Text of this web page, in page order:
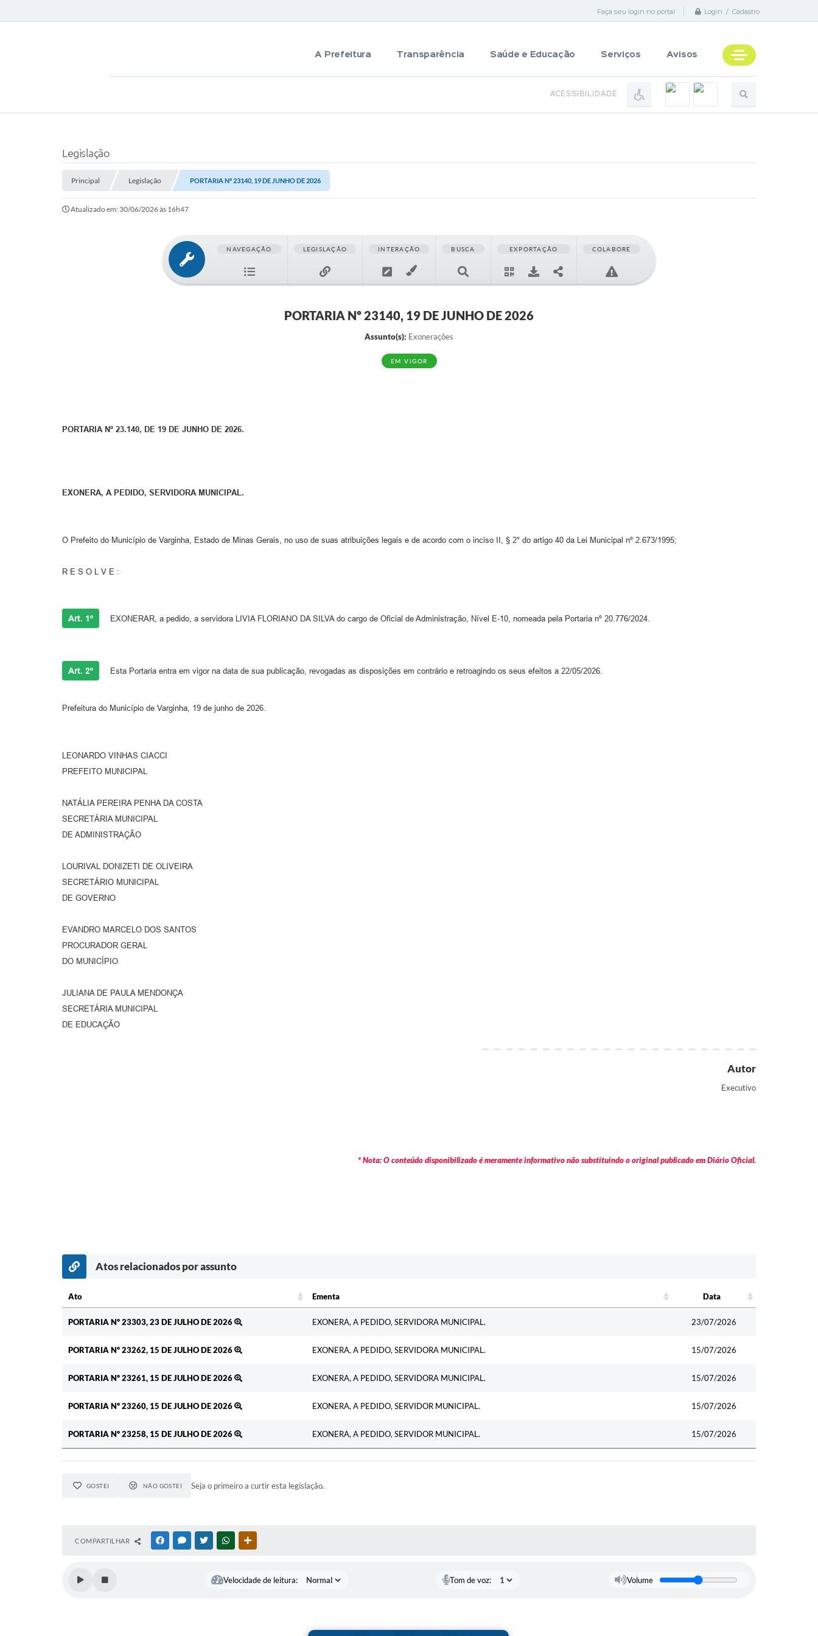
Faça seu login no portal Login / Cadastro
A Prefeitura Transparência Saúde e Educação Serviços Avisos
ACESSIBILIDADE
Legislação
Principal Legislação PORTARIA Nº 23140, 19 DE JUNHO DE 2026
Atualizado em: 30/06/2026 às 16h47
NAVEGAÇÃO LEGISLAÇÃO INTERAÇÃO BUSCA EXPORTAÇÃO COLABORE
PORTARIA Nº 23140, 19 DE JUNHO DE 2026
Assunto(s): Exonerações
EM VIGOR
PORTARIA Nº 23.140, DE 19 DE JUNHO DE 2026.
EXONERA, A PEDIDO, SERVIDORA MUNICIPAL.
O Prefeito do Município de Varginha, Estado de Minas Gerais, no uso de suas atribuições legais e de acordo com o inciso II, § 2° do artigo 40 da Lei Municipal nº 2.673/1995;
R E S O L V E :
Art. 1º EXONERAR, a pedido, a servidora LIVIA FLORIANO DA SILVA do cargo de Oficial de Administração, Nível E-10, nomeada pela Portaria nº 20.776/2024.
Art. 2º Esta Portaria entra em vigor na data de sua publicação, revogadas as disposições em contrário e retroagindo os seus efeitos a 22/05/2026.
Prefeitura do Município de Varginha, 19 de junho de 2026.
LEONARDO VINHAS CIACCI
PREFEITO MUNICIPAL
NATÁLIA PEREIRA PENHA DA COSTA
SECRETÁRIA MUNICIPAL
DE ADMINISTRAÇÃO
LOURIVAL DONIZETI DE OLIVEIRA
SECRETÁRIO MUNICIPAL
DE GOVERNO
EVANDRO MARCELO DOS SANTOS
PROCURADOR GERAL
DO MUNICÍPIO
JULIANA DE PAULA MENDONÇA
SECRETÁRIA MUNICIPAL
DE EDUCAÇÃO
Autor
Executivo
* Nota: O conteúdo disponibilizado é meramente informativo não substituindo o original publicado em Diário Oficial.
Atos relacionados por assunto
Ato Ementa
Data
PORTARIA Nº 23303, 23 DE JULHO DE 2026
EXONERA, A PEDIDO, SERVIDORA MUNICIPAL. 23/07/2026
PORTARIA Nº 23262, 15 DE JULHO DE 2026 EXONERA, A PEDIDO, SERVIDORA MUNICIPAL. 15/07/2026
PORTARIA Nº 23261, 15 DE JULHO DE 2026 EXONERA, A PEDIDO, SERVIDORA MUNICIPAL. 15/07/2026
PORTARIA Nº 23260, 15 DE JULHO DE 2026 EXONERA, A PEDIDO, SERVIDOR MUNICIPAL. 15/07/2026
PORTARIA Nº 23258, 15 DE JULHO DE 2026 EXONERA, A PEDIDO, SERVIDOR MUNICIPAL. 15/07/2026
GOSTEI NÃO GOSTEI Seja o primeiro a curtir esta legislação.
COMPARTILHAR FACEBOOKMESSENGER
TWITTERWHATSAPP
Velocidade de leitura: Tom de voz: Volume